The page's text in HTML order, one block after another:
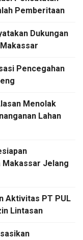
Pemberitaan
Dukungan
Pencegahan
Menolak
Lahan
Makassar Jelang
Aktivitas PT PUL
Lintasan